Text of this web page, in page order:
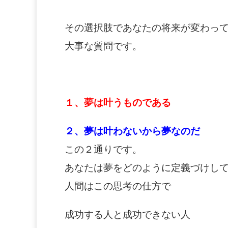
その選択肢であなたの将来が変わっ
大事な質問です。
１、夢は叶うものである
２、夢は叶わないから夢なのだ
この２通りです。
あなたは夢をどのように定義づけし
人間はこの思考の仕方で
成功する人と成功できない人